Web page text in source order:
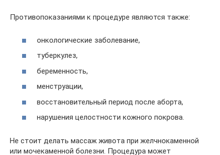
Противопоказаниями к процедуре являются также:
онкологические заболевание,
туберкулез,
беременность,
менструации,
восстановительный период после аборта,
нарушения целостности кожного покрова.
Не стоит делать массаж живота при желчнокаменной
или мочекаменной болезни. Процедура может